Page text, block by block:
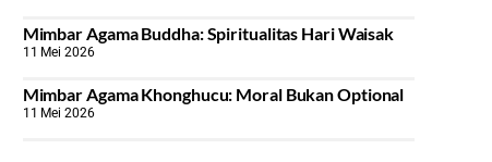
Mimbar Agama Buddha: Spiritualitas Hari Waisak
11 Mei 2026
Mimbar Agama Khonghucu: Moral Bukan Optional
11 Mei 2026